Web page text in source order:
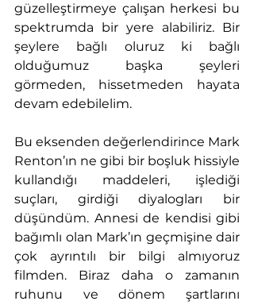
güzelleştirmeye çalışan herkesi bu
spektrumda bir yere alabiliriz. Bir
şeylere bağlı oluruz ki bağlı
olduğumuz başka şeyleri
görmeden, hissetmeden hayata
devam edebilelim.
Bu eksenden değerlendirince Mark
Renton’ın ne gibi bir boşluk hissiyle
kullandığı maddeleri, işlediği
suçları, girdiği diyalogları bir
düşündüm. Annesi de kendisi gibi
bağımlı olan Mark’ın geçmişine dair
çok ayrıntılı bir bilgi almıyoruz
filmden. Biraz daha o zamanın
ruhunu ve dönem şartlarını